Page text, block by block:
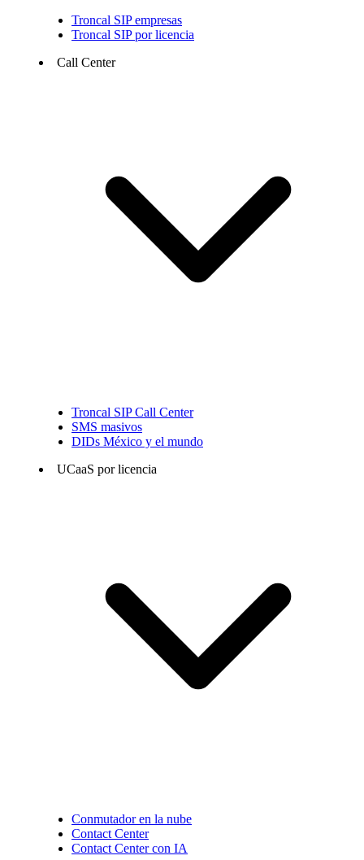
Troncal SIP empresas
Troncal SIP por licencia
Call Center
Troncal SIP Call Center
SMS masivos
DIDs México y el mundo
UCaaS por licencia
Conmutador en la nube
Contact Center
Contact Center con IA